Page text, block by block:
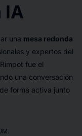
IA
una mesa redonda
y expertos del
fue el
una conversación
forma activa junto